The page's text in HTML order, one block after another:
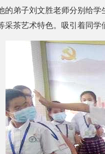
的弟子刘文胜老师分别给
采茶艺术特色。吸引着同学